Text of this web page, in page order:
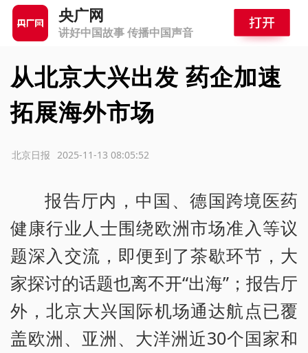
央广网
讲好中国故事 传播中国声音
从北京大兴出发 药企加速
拓展海外市场
2025-11-13 08:05:52
北京日报
报告厅内，中国、德国跨境医药
健康行业人士围绕欧洲市场准入等议
题深入交流，即便到了茶歇环节，大
家探讨的话题也离不开“出海”；报告厅
外，北京大兴国际机场通达航点已覆
盖欧洲、亚洲、大洋洲近30个国家和